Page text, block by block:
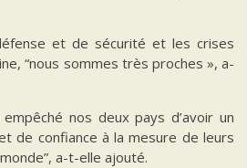
et de sécurité et les crises
“nous sommes très proches », a-
nos deux pays d’avoir un
de confiance à la mesure de leurs
a-t-elle ajouté.